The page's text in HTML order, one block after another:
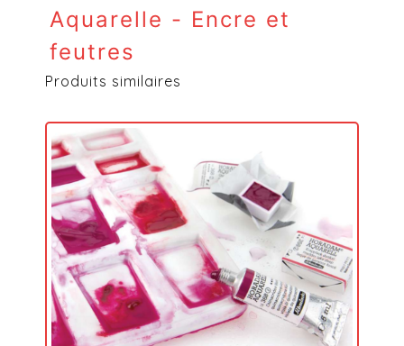
Aquarelle - Encre et
feutres
Produits similaires